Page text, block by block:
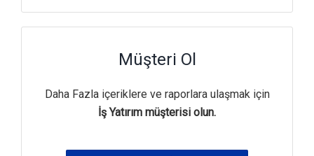
Müşteri Ol
Daha Fazla içeriklere ve raporlara ulaşmak için
İş Yatırım müşterisi olun.